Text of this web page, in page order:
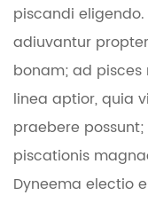
piscandi
adiuvantur
bonam; ad pisces
linea aptior, quia
praebere
piscationis
Dyneema electio